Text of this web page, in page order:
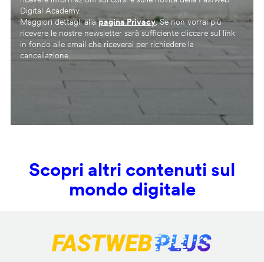
Digital Academy.
Maggiori dettagli allapagina Privacy. Se non vorrai più
ricevere le nostre newsletter sarà sufficiente cliccare sul link
in fondo alle email che riceverai per richiedere la
cancellazione.
Scopri altri contenuti sul
mondo digitale